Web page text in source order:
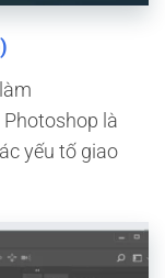
là
yếu tố giao